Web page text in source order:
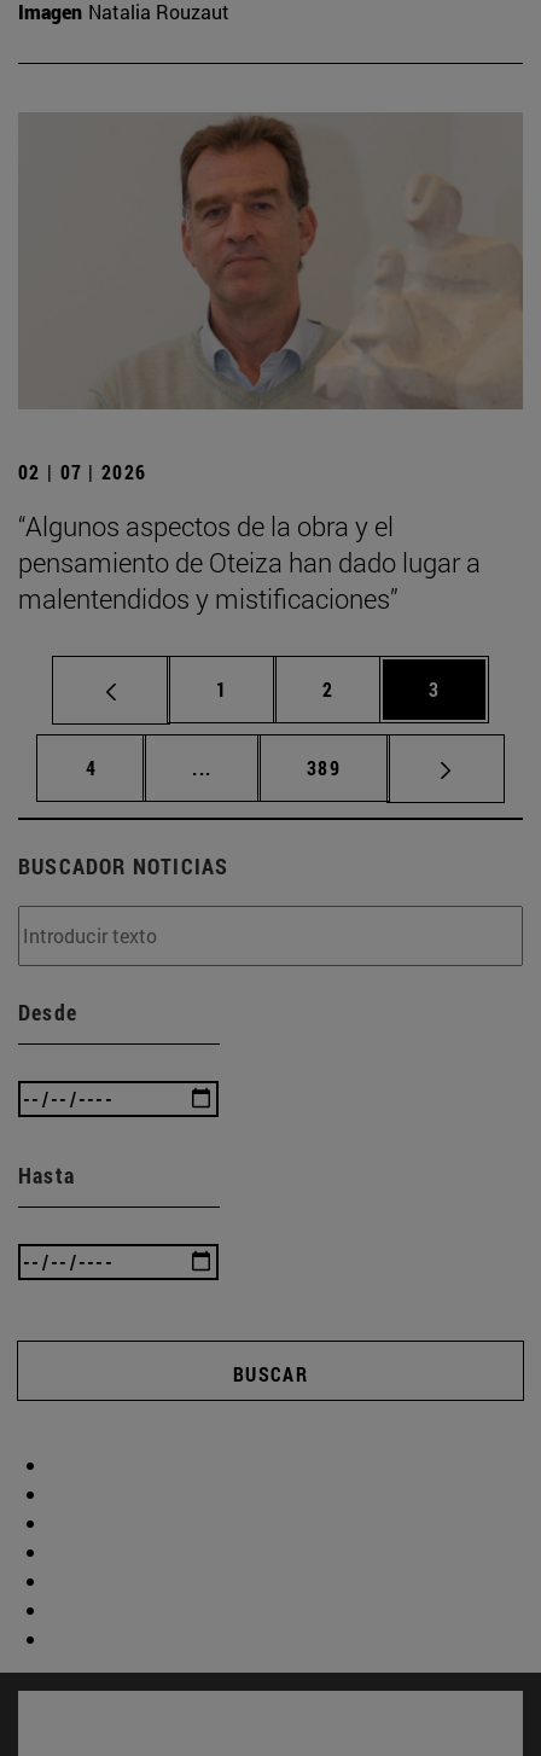
Imagen Natalia Rouzaut
02 | 07 | 2026
“Algunos aspectos de la obra y el
pensamiento de Oteiza han dado lugar a
malentendidos y mistificaciones”
Página
1 Página
2 Página
3
Página
4 ... Páginas intermedias Use TAB para
Página
389
BUSCADOR NOTICIAS
Desde
Hasta
BUSCAR